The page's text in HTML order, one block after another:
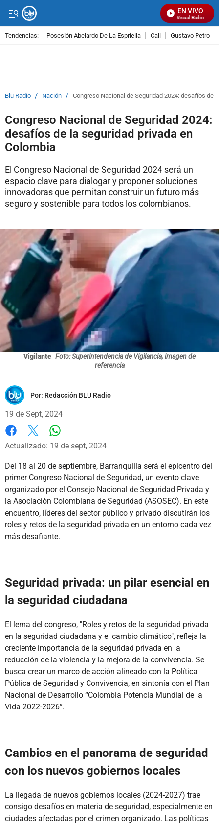
EN VIVO
Señal Visual Radio
Tendencias: Posesión Abelardo De La Espriella Cali Gustavo Petro
Blu Radio / Nación / Congreso Nacional de Seguridad 2024: desafíos de
Congreso Nacional de Seguridad 2024:
desafíos de la seguridad privada en
Colombia
El Congreso Nacional de Seguridad 2024 será un
espacio clave para dialogar y proponer soluciones
innovadoras que permitan construir un futuro más
seguro y sostenible para todos los colombianos.
Vigilante Foto: Superintendencia de Vigilancia, imagen de
referencia
Por: Redacción BLU Radio
19 de Sept, 2024
Facebook
X
Actualizado: 19 de sept, 2024
Del 18 al 20 de septiembre, Barranquilla será el epicentro del
primer Congreso Nacional de Seguridad, un evento clave
organizado por el Consejo Nacional de Seguridad Privada y
la Asociación Colombiana de Seguridad (ASOSEC). En este
encuentro, líderes del sector público y privado discutirán los
roles y retos de la seguridad privada en un entorno cada vez
más desafiante.
Seguridad privada: un pilar esencial en
la seguridad ciudadana
El lema del congreso, "Roles y retos de la seguridad privada
en la seguridad ciudadana y el cambio climático", refleja la
creciente importancia de la seguridad privada en la
reducción de la violencia y la mejora de la convivencia. Se
busca crear un marco de acción alineado con la Política
Pública de Seguridad y Convivencia, en sintonía con el Plan
Nacional de Desarrollo “Colombia Potencia Mundial de la
Vida 2022-2026”.
Cambios en el panorama de seguridad
con los nuevos gobiernos locales
La llegada de nuevos gobiernos locales (2024-2027) trae
consigo desafíos en materia de seguridad, especialmente en
ciudades afectadas por el crimen organizado. Las políticas